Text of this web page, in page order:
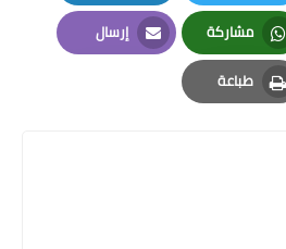
Twitter
LinkedIn
مشاركة
Whatsapp
إرسال
Email
طباعة
Print